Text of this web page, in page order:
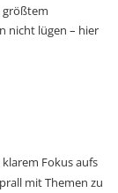
größtem
nicht lügen – hier
Fokus aufs
mit Themen zu